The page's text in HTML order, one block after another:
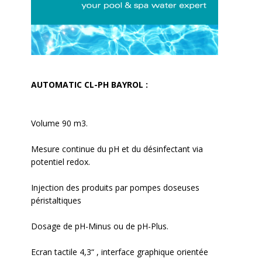
AUTOMATIC CL-PH BAYROL :
Volume 90 m3.
Mesure continue du pH et du désinfectant via
potentiel redox.
Injection des produits par pompes doseuses
péristaltiques
Dosage de pH-Minus ou de pH-Plus.
Ecran tactile 4,3“ , interface graphique orientée